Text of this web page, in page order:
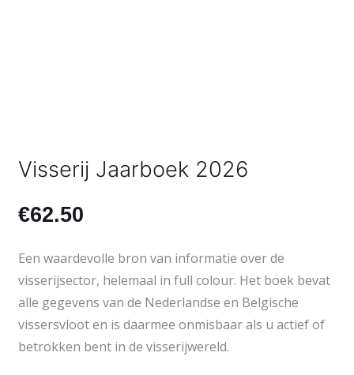
Visserij Jaarboek 2026
€62.50
Een waardevolle bron van informatie over de
visserijsector, helemaal in full colour. Het boek bevat
alle gegevens van de Nederlandse en Belgische
vissersvloot en is daarmee onmisbaar als u actief of
betrokken bent in de visserijwereld.